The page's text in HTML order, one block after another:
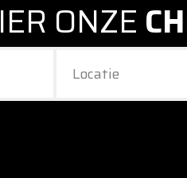
ONZE